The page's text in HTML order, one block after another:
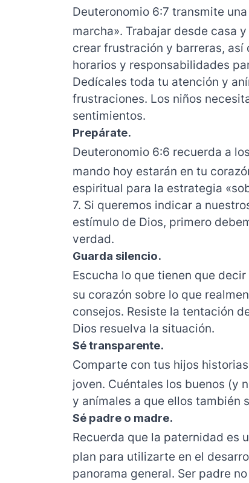
Deuteronomio 6:7 transmite
marcha». Trabajar desde casa
crear frustración y barreras,
horarios y responsabilidades
Dedícales toda tu atención y
frustraciones. Los niños
sentimientos.
Prepárate.
Deuteronomio 6:6 recuerda a
mando hoy estarán en tu
espiritual para la estrategia
7. Si queremos indicar a
estímulo de Dios, primero
verdad.
Guarda silencio.
Escucha lo que tienen que
su corazón sobre lo que
consejos. Resiste la tentación
Dios resuelva la situación.
Sé transparente.
Comparte con tus hijos
joven. Cuéntales los buenos (y
y anímales a que ellos también
Sé padre o madre.
Recuerda que la paternidad es
plan para utilizarte en el
panorama general. Ser padre